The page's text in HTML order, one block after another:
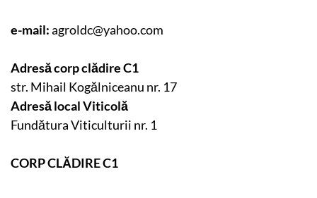
e-mail:agroldc@yahoo.com
Adresă corp clădire C1
str. Mihail Kogălniceanu nr. 17
Adresă local Viticolă
Fundătura Viticulturii nr. 1
CORP CLĂDIRE C1